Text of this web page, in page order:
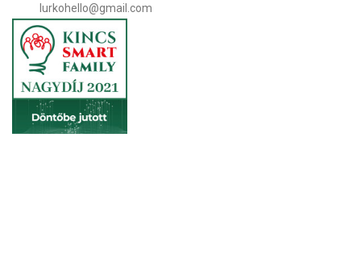
lurkohello@gmail.com